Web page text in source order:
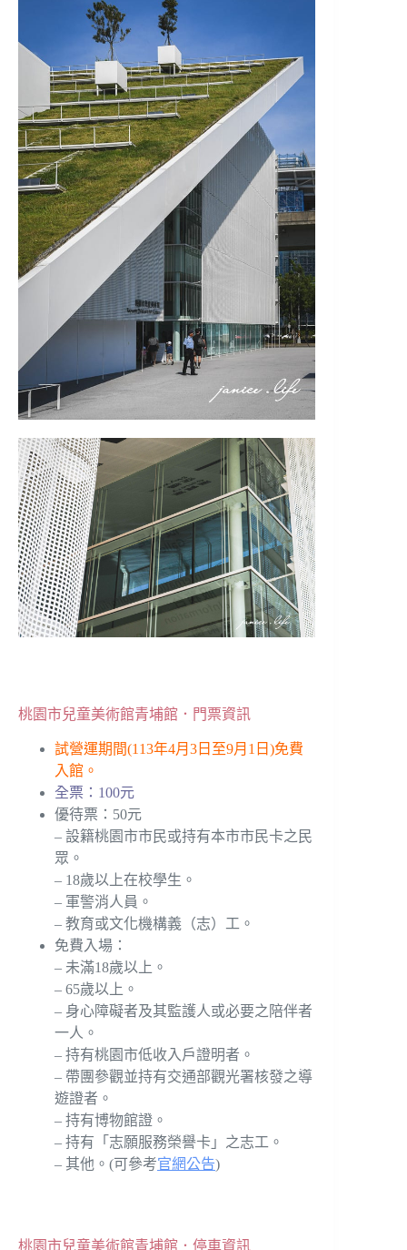
桃園市兒童美術館青埔館．門票資訊
試營運期間(113年4月3日至9月1日)免費
入館。
全票：100元
優待票：50元
– 設籍桃園市市民或持有本市市民卡之民
眾。
– 18歲以上在校學生。
– 軍警消人員。
– 教育或文化機構義（志）工。
免費入場：
– 未滿18歲以上。
– 65歲以上。
– 身心障礙者及其監護人或必要之陪伴者
一人。
– 持有桃園市低收入戶證明者。
– 帶團參觀並持有交通部觀光署核發之導
遊證者。
– 持有博物館證。
– 持有「志願服務榮譽卡」之志工。
– 其他。(可參考官網公告)
桃園市兒童美術館青埔館．停車資訊